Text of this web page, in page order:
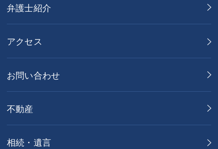
弁護士紹介
アクセス
お問い合わせ
不動産
相続・遺言